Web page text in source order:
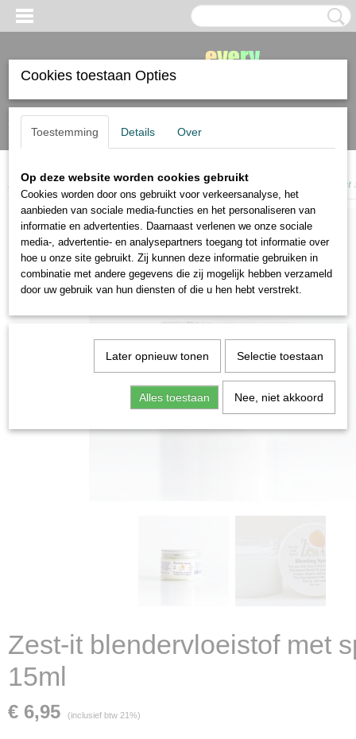
Inloggen Registreren
Home>tekenmaterialen>blender materialen>Zest-it blendervloeistof met
Zest-it blendervloeistof met
15ml
€ 6,95 (inclusief btw 21%)
Cookies toestaan Opties
Toestemming Details Over
Op deze website worden cookies gebruikt
Cookies worden door ons gebruikt voor verkeersanalyse, het
aanbieden van sociale media-functies en het personaliseren van
informatie en advertenties. Daarnaast verlenen we onze sociale
media-, advertentie- en analysepartners toegang tot informatie over
hoe u onze site gebruikt. Zij kunnen deze informatie gebruiken in
combinatie met andere gegevens die zij mogelijk hebben verzameld
door uw gebruik van hun diensten of die u hen hebt verstrekt.
Later opnieuw tonen Selectie toestaan
Alles toestaan Nee, niet akkoord